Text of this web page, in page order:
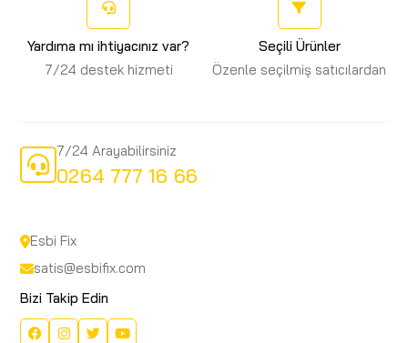
Yardıma mı ihtiyacınız var?
7/24 destek hizmeti
Seçili Ürünler
Özenle seçilmiş satıcılardan
7/24 Arayabilirsiniz
0264 777 16 66
Esbi Fix
satis@esbifix.com
Bizi Takip Edin